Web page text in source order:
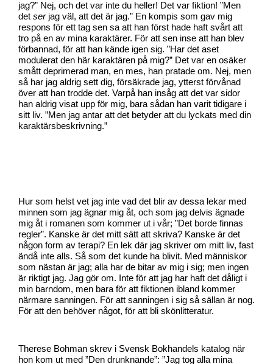
jag?” Nej, och det var inte du heller! Det var fiktion! ”Men
det serjag väl, att det är jag.” En kompis som gav mig
respons för ett tag sen sa att han först hade haft svårt att
tro på en av mina karaktärer. För att sen inse att han blev
förbannad, för att han kände igen sig. ”Har det aset
modulerat den här karaktären på mig?” Det var en osäker
smått deprimerad man, en mes, han pratade om. Nej, men
så har jag aldrig sett dig, försäkrade jag, ytterst förvånad
över att han trodde det. Varpå han insåg att det var sidor
han aldrig visat upp för mig, bara sådan han varit tidigare i
sitt liv. ”Men jag antar att det betyder att du lyckats med din
karaktärsbeskrivning.”
Hur som helst vet jag inte vad det blir av dessa lekar med
minnen som jag ägnar mig åt, och som jag delvis ägnade
mig åt i romanen som kommer ut i vår; ”Det borde finnas
regler”. Kanske är det mitt sätt att skriva? Kanske är det
någon form av terapi? En lek där jag skriver om mitt liv, fast
ändå inte alls. Så som det kunde ha blivit. Med människor
som nästan är jag; alla har de bitar av mig i sig; men ingen
är riktigt jag. Jag gör om. Inte för att jag har haft det dåligt i
min barndom, men bara för att fiktionen ibland kommer
närmare sanningen. För att sanningen i sig så sällan är nog.
För att den behöver något, för att bli skönlitteratur.
Therese Bohman skrev i Svensk Bokhandels katalog när
hon kom ut med ”Den drunknande”: ”Jag tog alla mina